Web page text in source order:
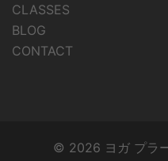
CLASSES
BLOG
CONTACT
© 2026 ヨガ プラ